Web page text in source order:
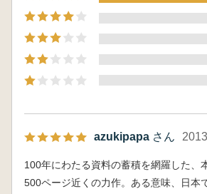
azukipapaさん
100年にわたる資料の蓄積を網羅した、
500ページ近くの力作。ある意味、日本